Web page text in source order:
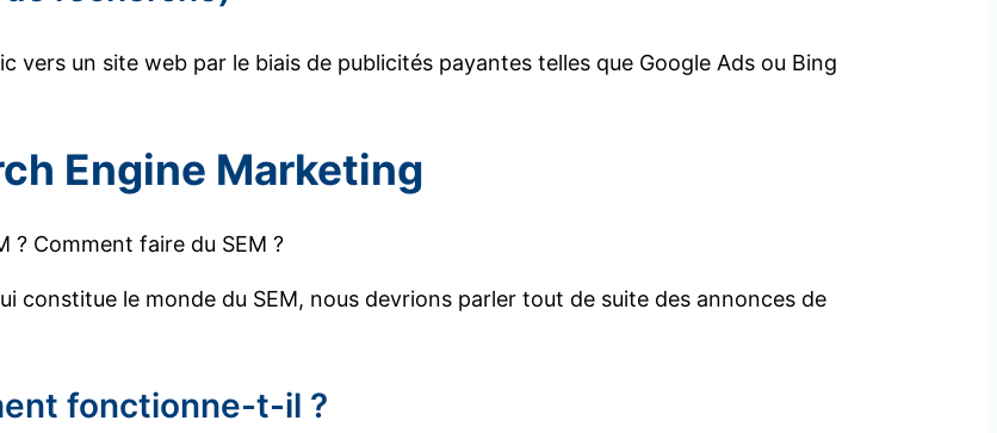
vers un site web par le biais de publicités payantes telles que Google Ads ou Bing
Engine Marketing
? Comment faire du SEM ?
constitue le monde du SEM, nous devrions parler tout de suite des annonces de
fonctionne-t-il ?